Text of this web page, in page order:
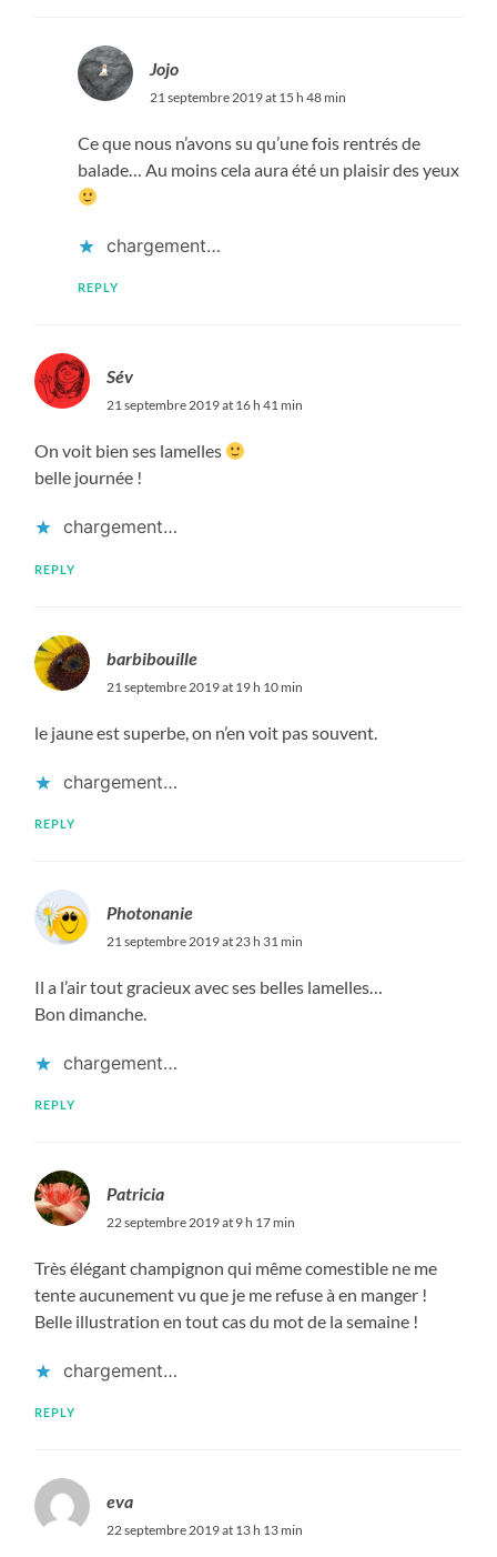
Jojo
21 septembre 2019 at 15 h 48 min
Ce que nous n’avons su qu’une fois rentrés de
balade… Au moins cela aura été un plaisir des yeux
chargement…
REPLY
Sév
21 septembre 2019 at 16 h 41 min
On voit bien ses lamelles
belle journée !
chargement…
REPLY
barbibouille
21 septembre 2019 at 19 h 10 min
le jaune est superbe, on n’en voit pas souvent.
chargement…
REPLY
Photonanie
21 septembre 2019 at 23 h 31 min
Il a l’air tout gracieux avec ses belles lamelles…
Bon dimanche.
chargement…
REPLY
Patricia
22 septembre 2019 at 9 h 17 min
Très élégant champignon qui même comestible ne me
tente aucunement vu que je me refuse à en manger !
Belle illustration en tout cas du mot de la semaine !
chargement…
REPLY
eva
22 septembre 2019 at 13 h 13 min